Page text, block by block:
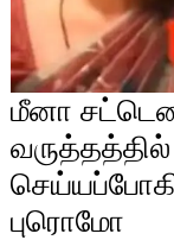
மீனா
புரொமோ